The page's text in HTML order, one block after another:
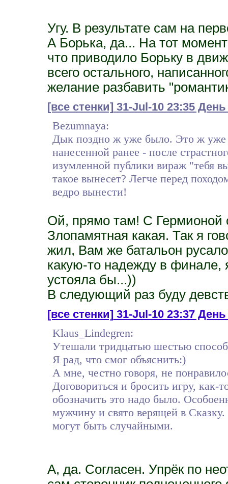
Угу. В результате сам на
А Борька, да... На тот
что приводило Борьку в
всего остального,
желание разбавить
[все стенки] 31-Jul-10 23:35
Bezumnaya:
Дык поздно ж уже было. Это ж уже
нанесенной ранее - после
изумленной публики вираж "тебя
такое вынесет? Легче перед
ведро вынести!
Ой, прямо там! С
Злопамятная какая. Так я
жил, Вам же батальон
какую-то надежду в финале,
устояла бы...))
В следующий раз буду
[все стенки]31-Jul-10 23:37
Klaus_Lindegren:
Утешали тридцатью шестью
Я рад, что смог объяснить:)
А мне, честно говоря, не
Договориться и бросить игру,
обозначить это надо было.
мужчину и свято верящей в
могут быть случайными.
А, да. Согласен. Упрёк по